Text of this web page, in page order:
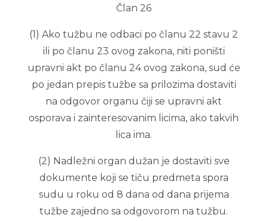
Član 26
(1) Ako tužbu ne odbaci po članu 22 stavu 2
ili po članu 23 ovog zakona, niti poništi
upravni akt po članu 24 ovog zakona, sud će
po jedan prepis tužbe sa prilozima dostaviti
na odgovor organu čiji se upravni akt
osporava i zainteresovanim licima, ako takvih
lica ima.
(2) Nadležni organ dužan je dostaviti sve
dokumente koji se tiču predmeta spora
sudu u roku od 8 dana od dana prijema
tužbe zajedno sa odgovorom na tužbu.